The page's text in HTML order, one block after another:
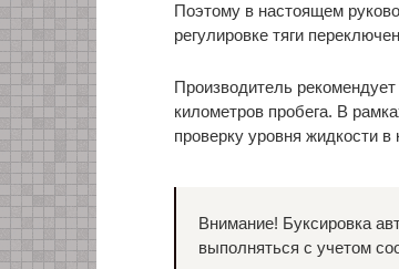
Поэтому в настоящем
регулировке тяги
Производитель
километров пробега. В
проверку уровня жидкости в
Внимание! Буксировка
выполняться с учетом